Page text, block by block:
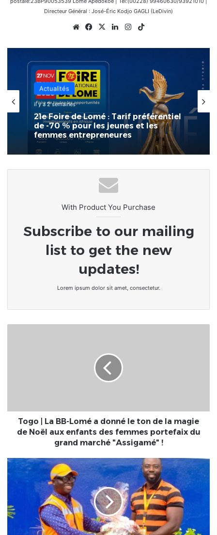
Directeur Général : José-Éric Kodjo GAGLI (LeDivin)
WebsiteFacebook
X LinkedinInstagram
Actualités
il y a 2 semaines
21e Foire de Lomé : Tarif préférentiel
de -70 % pour les jeunes et les
femmes entrepreneures
With Product You Purchase
Subscribe to our mailing
list to get the new
updates!
Lorem ipsum dolor sit amet, consectetur.
ton
Noël
femmes
portefaix
du
Togo | La BB-Lomé a donné le ton de la magie
de Noël aux enfants des femmes portefaix du
grand marché "Assigamé" !
Togo
|
brasserie
BB-
Lomé,